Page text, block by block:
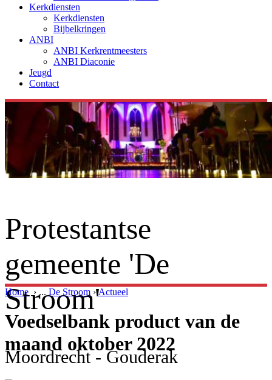
Kerkdiensten
Kerkdiensten
Bijbelkringen
ANBI
ANBI Kerkrentmeesters
ANBI Diaconie
Jeugd
Contact
Protestantse
gemeente 'De
Stroom'
Moordrecht - Gouderak
Home › ... De Stroom ›Actueel
Voedselbank product van de
maand oktober 2022